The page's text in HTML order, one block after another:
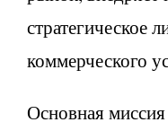
стратегическое
коммерческого
Основная